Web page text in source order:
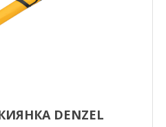
DENZEL